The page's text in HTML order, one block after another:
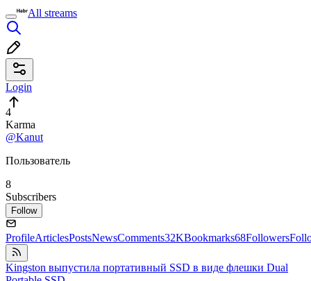
All streams
Login
4
Karma
@Kanut
Пользователь
8
Subscribers
Follow
ProfileArticlesPostsNewsComments32KBookmarks68Followers
Kingston выпустила портативный SSD в виде флешки Dual